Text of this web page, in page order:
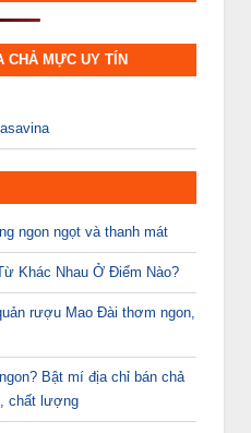
CHẢ MỰC UY TÍN
ngon ngọt và thanh mát
Khác Nhau Ở Điểm Nào?
rượu Mao Đài thơm ngon,
Bật mí địa chỉ bán chả
chất lượng